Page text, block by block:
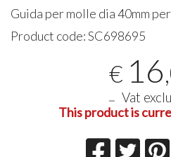
Guida per molle dia 40mm
Product code:SC698695
€ 16
Vat
This product is